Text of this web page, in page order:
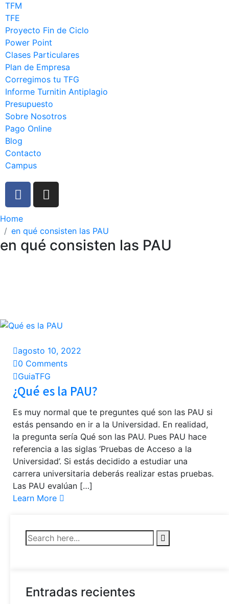
TFM
TFE
Proyecto Fin de Ciclo
Power Point
Clases Particulares
Plan de Empresa
Corregimos tu TFG
Informe Turnitin Antiplagio
Presupuesto
Sobre Nosotros
Pago Online
Blog
Contacto
Campus
Home
en qué consisten las PAU
en qué consisten las PAU
agosto 10, 2022
0 Comments
GuiaTFG
¿Qué es la PAU?
Es muy normal que te preguntes qué son las PAU si
estás pensando en ir a la Universidad. En realidad,
la pregunta sería Qué son las PAU. Pues PAU hace
referencia a las siglas ‘Pruebas de Acceso a la
Universidad’. Si estás decidido a estudiar una
carrera universitaria deberás realizar estas pruebas.
Las PAU evalúan […]
Learn More
Entradas recientes